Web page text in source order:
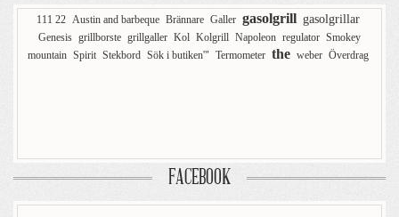
111 22 Austin and barbeque Brännare Galler gasolgrill gasolgrillar
Genesis grillborste grillgaller Kol Kolgrill Napoleon regulator Smokey
mountain Spirit Stekbord Sök i butiken'" Termometer the weber Överdrag
FACEBOOK